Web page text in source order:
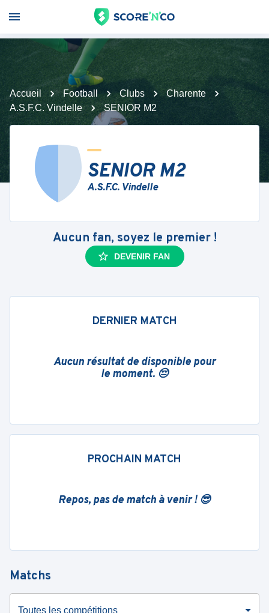
Accueil Football Clubs
Charente
A.S.F.C. Vindelle
SENIOR M2
SENIOR M2
A.S.F.C. Vindelle
Aucun fan, soyez le premier !
DEVENIR FAN
DERNIER MATCH
Aucun résultat de disponible pour
le moment. 😔
PROCHAIN MATCH
Repos, pas de match à venir ! 😎
Matchs
Toutes les compétitions